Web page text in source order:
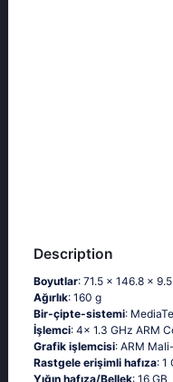
Description
Boyutlar: 71.5 x 146.8 x
Ağırlık: 160 g
Bir-çipte-sistemi:
İşlemci: 4x 1.3 GHz ARM
Grafik işlemcisi: ARM
Rastgele erişimli hafıza: 1
Yığın hafıza/Bellek: 16 GB